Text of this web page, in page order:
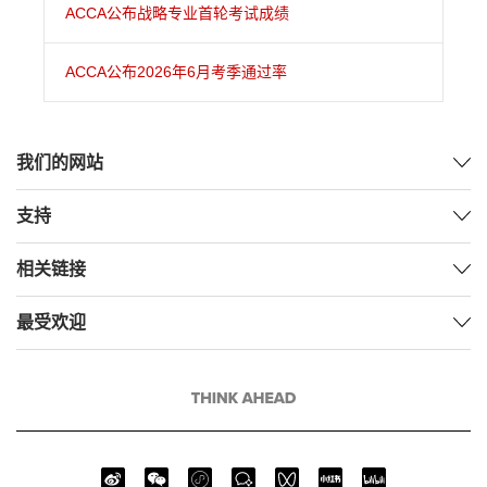
ACCA公布战略专业首轮考试成绩
ACCA公布2026年6月考季通过率
我们的网站
支持
相关链接
最受欢迎